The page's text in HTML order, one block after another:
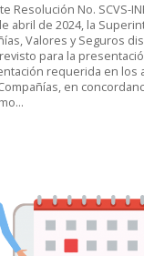
Resolución No. SCVS-
abril de 2024, la
Valores y Seguros
para la
requerida en los
en